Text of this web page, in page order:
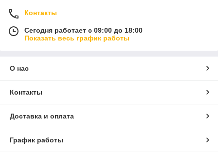
Контакты
Сегодня работает с 09:00 до 18:00
Показать весь график работы
О нас
Контакты
Доставка и оплата
График работы